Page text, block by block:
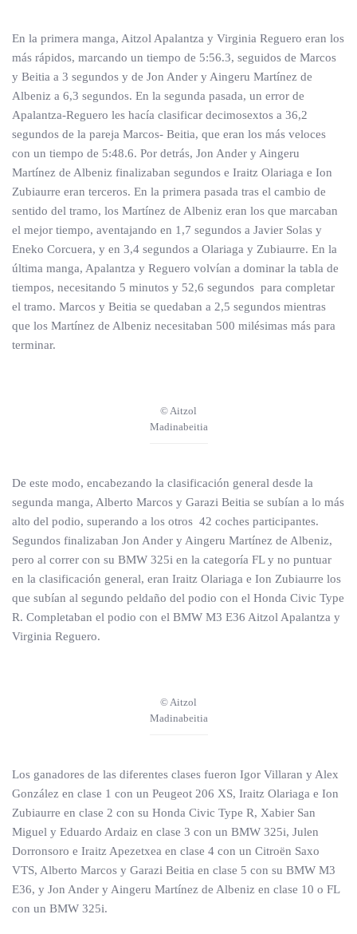
En la primera manga, Aitzol Apalantza y Virginia Reguero eran los
más rápidos, marcando un tiempo de 5:56.3, seguidos de Marcos
y Beitia a 3 segundos y de Jon Ander y Aingeru Martínez de
Albeniz a 6,3 segundos. En la segunda pasada, un error de
Apalantza-Reguero les hacía clasificar decimosextos a 36,2
segundos de la pareja Marcos- Beitia, que eran los más veloces
con un tiempo de 5:48.6. Por detrás, Jon Ander y Aingeru
Martínez de Albeniz finalizaban segundos e Iraitz Olariaga e Ion
Zubiaurre eran terceros. En la primera pasada tras el cambio de
sentido del tramo, los Martínez de Albeniz eran los que marcaban
el mejor tiempo, aventajando en 1,7 segundos a Javier Solas y
Eneko Corcuera, y en 3,4 segundos a Olariaga y Zubiaurre. En la
última manga, Apalantza y Reguero volvían a dominar la tabla de
tiempos, necesitando 5 minutos y 52,6 segundos para completar
el tramo. Marcos y Beitia se quedaban a 2,5 segundos mientras
que los Martínez de Albeniz necesitaban 500 milésimas más para
terminar.
© Aitzol
Madinabeitia
De este modo, encabezando la clasificación general desde la
segunda manga, Alberto Marcos y Garazi Beitia se subían a lo más
alto del podio, superando a los otros 42 coches participantes.
Segundos finalizaban Jon Ander y Aingeru Martínez de Albeniz,
pero al correr con su BMW 325i en la categoría FL y no puntuar
en la clasificación general, eran Iraitz Olariaga e Ion Zubiaurre los
que subían al segundo peldaño del podio con el Honda Civic Type
R. Completaban el podio con el BMW M3 E36 Aitzol Apalantza y
Virginia Reguero.
© Aitzol
Madinabeitia
Los ganadores de las diferentes clases fueron Igor Villaran y Alex
González en clase 1 con un Peugeot 206 XS, Iraitz Olariaga e Ion
Zubiaurre en clase 2 con su Honda Civic Type R, Xabier San
Miguel y Eduardo Ardaiz en clase 3 con un BMW 325i, Julen
Dorronsoro e Iraitz Apezetxea en clase 4 con un Citroën Saxo
VTS, Alberto Marcos y Garazi Beitia en clase 5 con su BMW M3
E36, y Jon Ander y Aingeru Martínez de Albeniz en clase 10 o FL
con un BMW 325i.